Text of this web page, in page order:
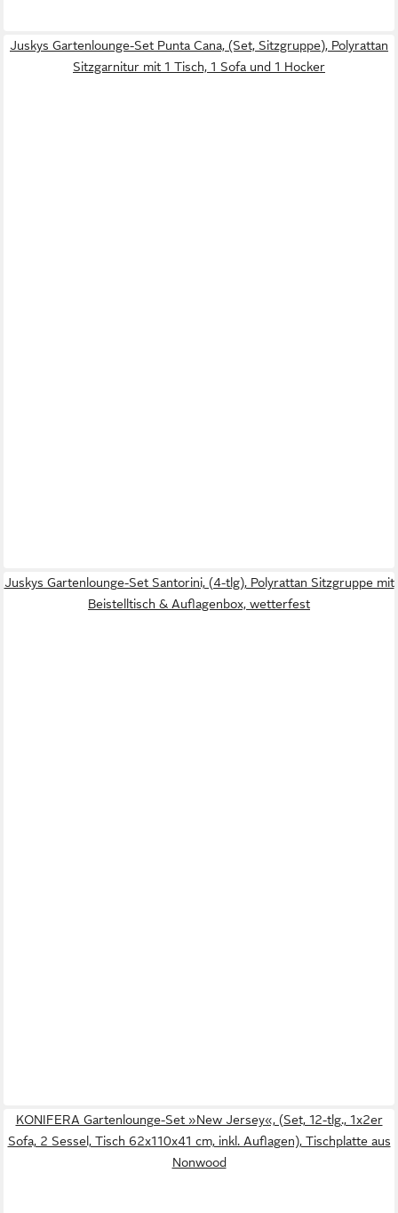
Juskys Gartenlounge-Set Punta Cana, (Set, Sitzgruppe), Polyrattan
Sitzgarnitur mit 1 Tisch, 1 Sofa und 1 Hocker
Juskys Gartenlounge-Set Santorini, (4-tlg), Polyrattan Sitzgruppe mit
Beistelltisch & Auflagenbox, wetterfest
KONIFERA Gartenlounge-Set »New Jersey«, (Set, 12-tlg., 1x2er
Sofa, 2 Sessel, Tisch 62x110x41 cm, inkl. Auflagen), Tischplatte aus
Nonwood